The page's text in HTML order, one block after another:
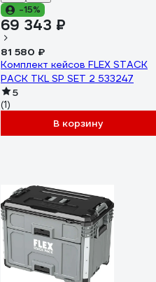
-15%
69 343 ₽
81 580 ₽
Комплект кейсов FLEX STACK
PACK TKL SP SET 2 533247
5
(1)
В корзину